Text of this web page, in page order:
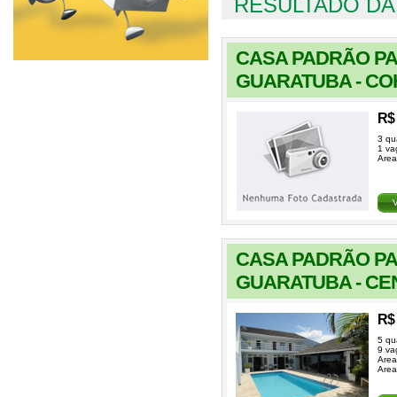
RESULTADO
CASA PADRÃO
GUARATUBA -
3
1
CASA PADRÃO
GUARATUBA -
5
9